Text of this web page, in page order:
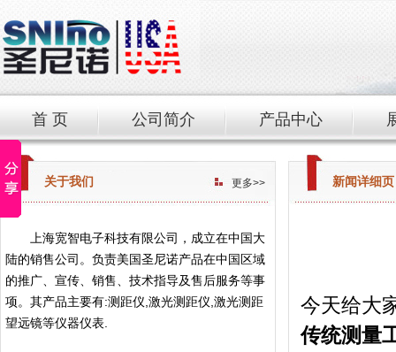
首 页 公司简介 产品中心
关于我们 更多>>
上海宽智电子科技有限公司，成立在中国大
陆的销售公司。负责美国圣尼诺产品在中国区域
的推广、宣传、销售、技术指导及售后服务等事
项。其产品主要有:测距仪,激光测距仪,激光测距
望远镜等仪器仪表.
新闻详细页
今天给大
传统测量